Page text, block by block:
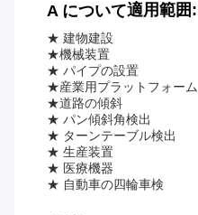
A について適用範囲:
★ 建物建設
★機械装置
★ パイプの設置
★産業用プラットフォーム
★道路の傾斜
★ パン傾斜角検出
★ ターンテーブル検出
★ 生産装置
★ 医療機器
★ 自動車の四輪車検